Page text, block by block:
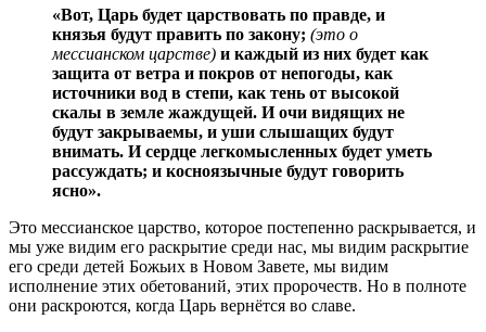
«Вот, Царь будет царствовать по правде, и
князья будут править по закону; (это о
мессианском царстве) и каждый из них будет как
защита от ветра и покров от непогоды, как
источники вод в степи, как тень от высокой
скалы в земле жаждущей. И очи видящих не
будут закрываемы, и уши слышащих будут
внимать. И сердце легкомысленных будет уметь
рассуждать; и косноязычные будут говорить
ясно».
Это мессианское царство, которое постепенно раскрывается, и
мы уже видим его раскрытие среди нас, мы видим раскрытие
его среди детей Божьих в Новом Завете, мы видим
исполнение этих обетований, этих пророчеств. Но в полноте
они раскроются, когда Царь вернётся во славе.